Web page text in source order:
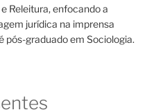
Releitura, enfocando a
jurídica na imprensa
pós-graduado em Sociologia.